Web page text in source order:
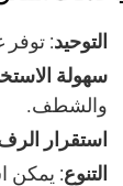
التوحيد: توفر
سهولة
والشطف.
استقرار
التنوع: يمكن